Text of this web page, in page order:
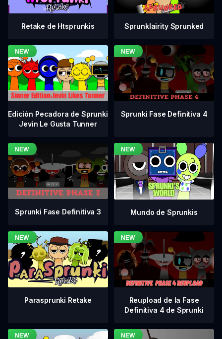
Retake de Htsprunkis Sprunklairity Sprunked
Edición Pecadora de Sprunki
Jevin Le Gusta Tunner
Sprunki Fase Definitiva 4
Sprunki Fase Definitiva 3 Mundo de Sprunkis
Parasprunki Retake
Reupload de la Fase
Definitiva 4 de Sprunki